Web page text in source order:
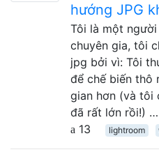
hướng JPG
Tôi là một
chuyên gia, tôi
jpg bởi vì: Tôi
để chế biến thô
gian hơn (và tôi
đã rất lớn rồi!) …
13
lightroom